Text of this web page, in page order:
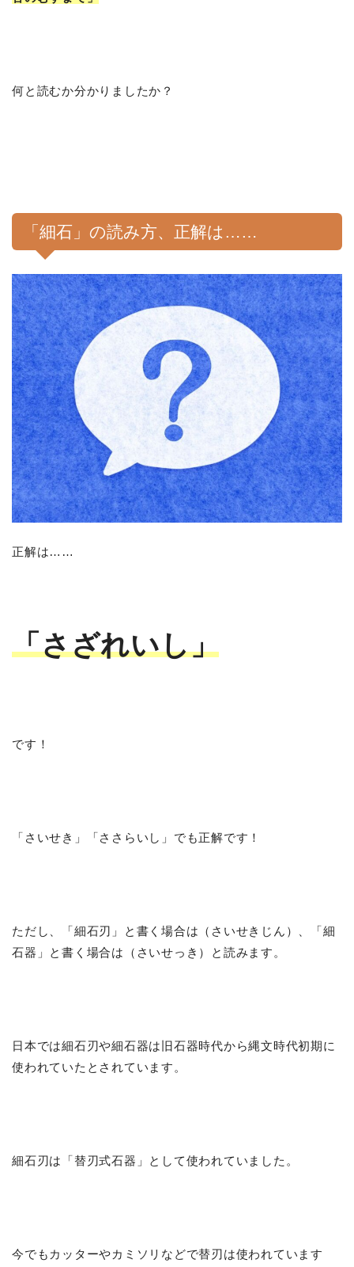
何と読むか分かりましたか？
「細石」の読み方、正解は……
正解は……
「さざれいし」
です！
「さいせき」「ささらいし」でも正解です！
ただし、「細石刃」と書く場合は（さいせきじん）、「細
石器」と書く場合は（さいせっき）と読みます。
日本では細石刃や細石器は旧石器時代から縄文時代初期に
使われていたとされています。
細石刃は「替刃式石器」として使われていました。
今でもカッターやカミソリなどで替刃は使われています